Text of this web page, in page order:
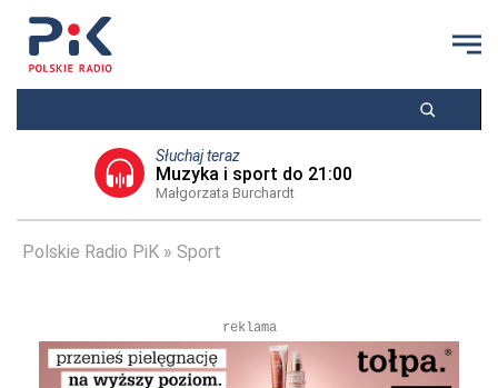
Słuchaj teraz
Muzyka i sport do 21:00
Małgorzata Burchardt
Polskie Radio PiK Sport
reklama